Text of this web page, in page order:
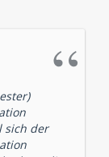
sich der